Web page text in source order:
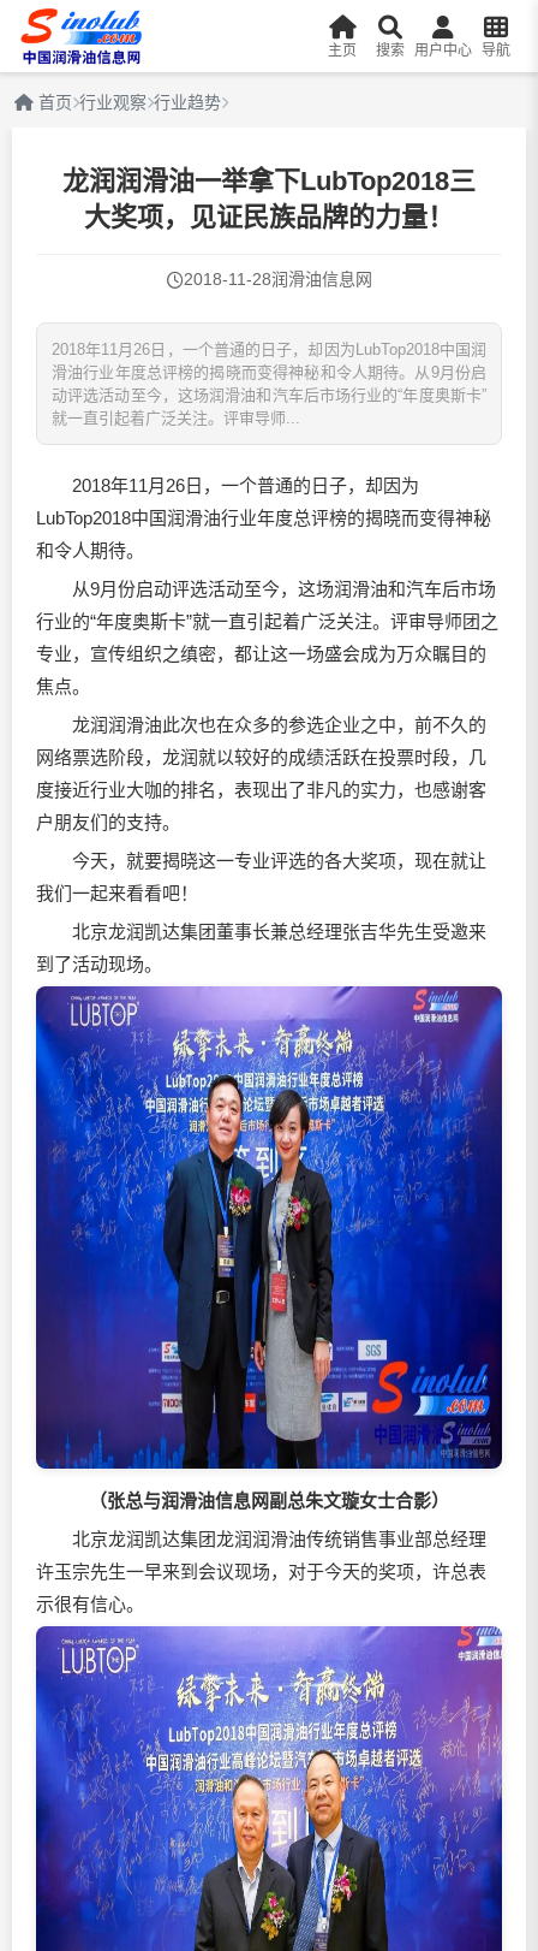
主页 搜索 用户中心 导航
首页 行业观察 行业趋势
龙润润滑油一举拿下LubTop2018三
大奖项，见证民族品牌的力量！
2018-11-28润滑油信息网
2018年11月26日，一个普通的日子，却因为LubTop2018中国润
滑油行业年度总评榜的揭晓而变得神秘和令人期待。从9月份启
动评选活动至今，这场润滑油和汽车后市场行业的“年度奥斯卡”
就一直引起着广泛关注。评审导师...
2018年11月26日，一个普通的日子，却因为
LubTop2018中国润滑油行业年度总评榜的揭晓而变得神秘
和令人期待。
从9月份启动评选活动至今，这场润滑油和汽车后市场
行业的“年度奥斯卡”就一直引起着广泛关注。评审导师团之
专业，宣传组织之缜密，都让这一场盛会成为万众瞩目的
焦点。
龙润润滑油此次也在众多的参选企业之中，前不久的
网络票选阶段，龙润就以较好的成绩活跃在投票时段，几
度接近行业大咖的排名，表现出了非凡的实力，也感谢客
户朋友们的支持。
今天，就要揭晓这一专业评选的各大奖项，现在就让
我们一起来看看吧！
北京龙润凯达集团董事长兼总经理张吉华先生受邀来
到了活动现场。
（张总与润滑油信息网副总朱文璇女士合影）
北京龙润凯达集团龙润润滑油传统销售事业部总经理
许玉宗先生一早来到会议现场，对于今天的奖项，许总表
示很有信心。